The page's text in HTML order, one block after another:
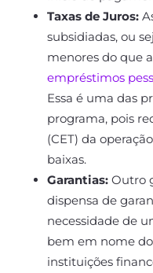
Taxas de Juros:
subsidiadas, ou
menores do que
empréstimos
Essa é uma das
programa, pois
(CET) da
baixas.
Garantias:Outro
dispensa de
necessidade de
bem em nome
instituições